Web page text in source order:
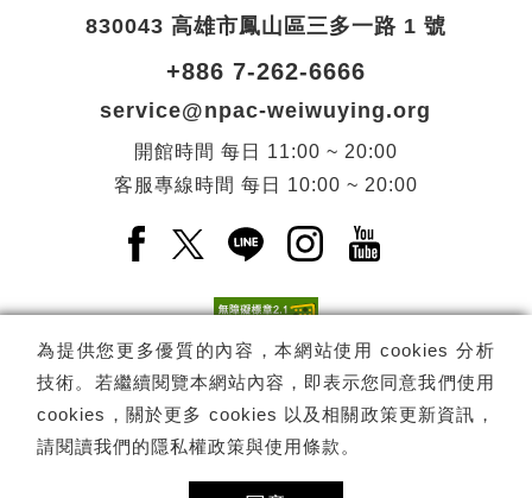
為提供您更多優質的內容，本網站使用 cookies 分析
技術。若繼續閱覽本網站內容，即表示您同意我們使用
cookies，關於更多 cookies 以及相關政策更新資訊，
請閱讀我們的隱私權政策與使用條款 。
830043 高雄市鳳山區三多一路 1 號
+886 7-262-6666
service@npac-weiwuying.org
開館時間 每日
11:00 ~ 20:00
客服專線時間 每日 10:00 ~ 20:00
Facebook(另開新視窗)
X(另開新視窗)
LINE(另開新視窗)
Instagram(另開新視
YouTube(另開
電子報訂閱 訂閱
Copyright © 國家表演藝術中心 -衛武營國家藝術文化中心